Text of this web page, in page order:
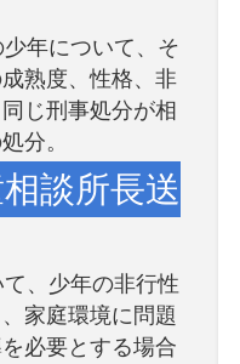
年について、そ
熟度、性格、非
じ刑事処分が相
分。
談所長送
、少年の非行性
家庭環境に問題
必要とする場合